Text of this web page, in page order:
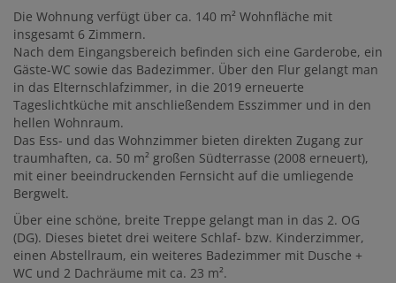
Die Wohnung verfügt über ca. 140 m² Wohnfläche mit
insgesamt 6 Zimmern.
Nach dem Eingangsbereich befinden sich eine Garderobe, ein
Gäste-WC sowie das Badezimmer. Über den Flur gelangt man
in das Elternschlafzimmer, in die 2019 erneuerte
Tageslichtküche mit anschließendem Esszimmer und in den
hellen Wohnraum.
Das Ess- und das Wohnzimmer bieten direkten Zugang zur
traumhaften, ca. 50 m² großen Südterrasse (2008 erneuert),
mit einer beeindruckenden Fernsicht auf die umliegende
Bergwelt.
Über eine schöne, breite Treppe gelangt man in das 2. OG
(DG). Dieses bietet drei weitere Schlaf- bzw. Kinderzimmer,
einen Abstellraum, ein weiteres Badezimmer mit Dusche +
WC und 2 Dachräume mit ca. 23 m².